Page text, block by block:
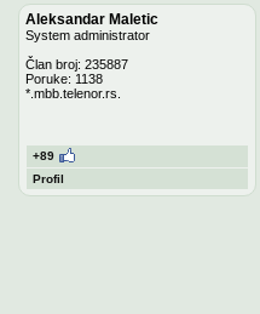
Aleksandar Maletic
System administrator
Član broj: 235887
Poruke: 1138
*.mbb.telenor.rs.
+89
Profil